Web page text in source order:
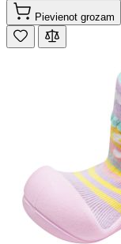
Pievienot grozam